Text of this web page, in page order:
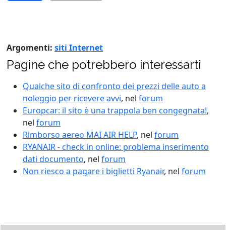
Argomenti: siti Internet
Pagine che potrebbero interessarti
Qualche sito di confronto dei prezzi delle auto a
noleggio per ricevere avvi, nel forum
Europcar: il sito è una trappola ben congegnata!,
nel forum
Rimborso aereo MAI AIR HELP, nel forum
RYANAIR - check in online: problema inserimento
dati documento, nel forum
Non riesco a pagare i biglietti Ryanair, nel forum